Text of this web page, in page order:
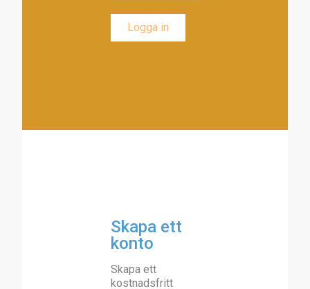
Skapa ett
konto
Skapa ett
kostnadsfritt